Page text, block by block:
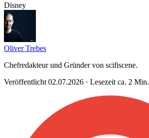
Disney
Oliver Trebes
Chefredakteur und Gründer von scifiscene.
Veröffentlicht 02.07.2026 · Lesezeit ca. 2 Min.